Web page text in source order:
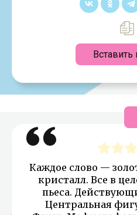
Вставить
Каждое слово —
кристалл. Все в
пьеса.
Центральная